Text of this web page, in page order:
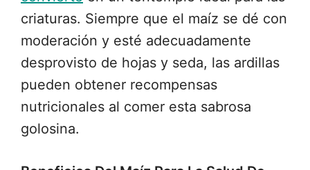
criaturas. Siempre que el maíz se dé con
moderación y esté adecuadamente
desprovisto de hojas y seda, las ardillas
pueden obtener recompensas
nutricionales al comer esta sabrosa
golosina.